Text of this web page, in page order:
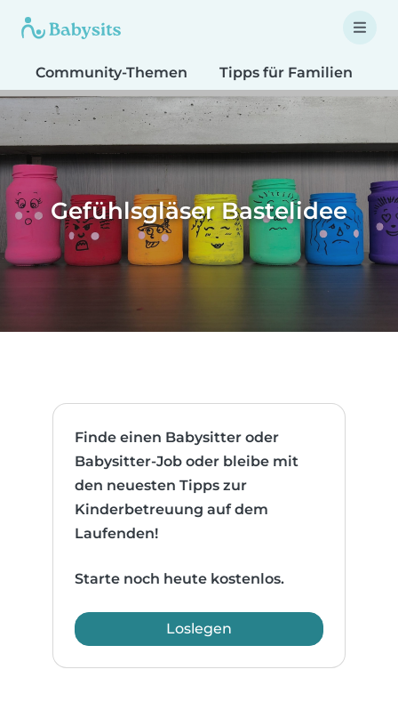
Community-Themen Tipps für Familien
Gefühlsgläser Bastelidee
Finde einen Babysitter oder
Babysitter-Job oder bleibe mit
den neuesten Tipps zur
Kinderbetreuung auf dem
Laufenden!
Starte noch heute kostenlos.
Loslegen